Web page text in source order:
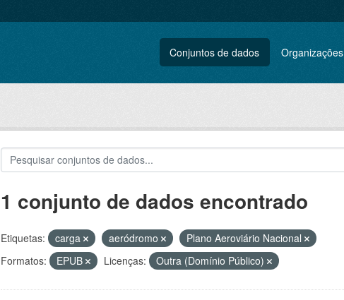
Conjuntos de dados Organizações
1 conjunto de dados encontrado
Etiquetas: carga aeródromo
Plano Aeroviário Nacional
Formatos:
EPUB Licenças: Outra (Domínio Público)